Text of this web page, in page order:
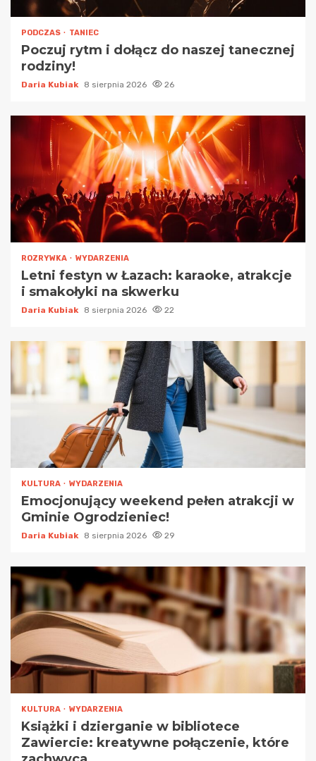
PODCZAS TANIEC
Poczuj rytm i dołącz do naszej tanecznej
rodziny!
Daria Kubiak 8 sierpnia 2026 26
ROZRYWKA WYDARZENIA
Letni festyn w Łazach: karaoke, atrakcje
i smakołyki na skwerku
Daria Kubiak 8 sierpnia 2026 22
KULTURA WYDARZENIA
Emocjonujący weekend pełen atrakcji w
Gminie Ogrodzieniec!
Daria Kubiak 8 sierpnia 2026 29
KULTURA WYDARZENIA
Książki i dzierganie w bibliotece
Zawiercie: kreatywne połączenie, które